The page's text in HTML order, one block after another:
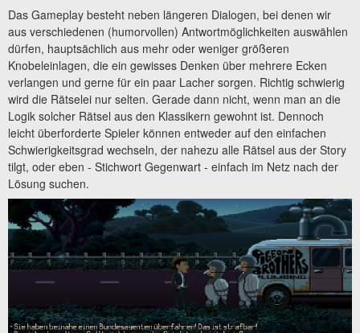
Das Gameplay besteht neben längeren Dialogen, bei denen wir
aus verschiedenen (humorvollen) Antwortmöglichkeiten auswählen
dürfen, hauptsächlich aus mehr oder weniger größeren
Knobeleinlagen, die ein gewisses Denken über mehrere Ecken
verlangen und gerne für ein paar Lacher sorgen. Richtig schwierig
wird die Rätselei nur selten. Gerade dann nicht, wenn man an die
Logik solcher Rätsel aus den Klassikern gewohnt ist. Dennoch
leicht überforderte Spieler können entweder auf den einfachen
Schwierigkeitsgrad wechseln, der nahezu alle Rätsel aus der Story
tilgt, oder eben - Stichwort Gegenwart - einfach im Netz nach der
Lösung suchen.